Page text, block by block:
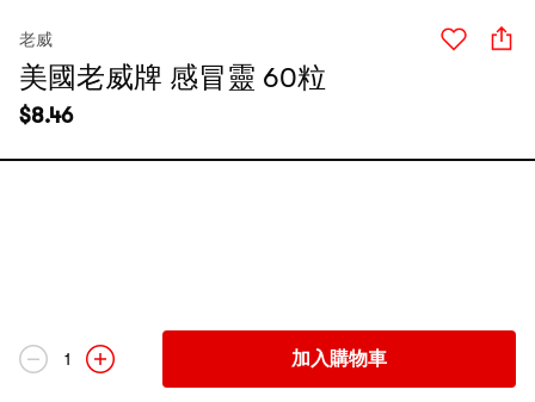
老威
美國老威牌 感冒靈 60粒
$8.46
1 加入購物車